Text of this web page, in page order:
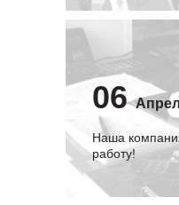
06
Наша
работу!